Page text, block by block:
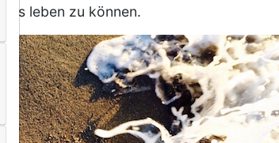
leben zu können.